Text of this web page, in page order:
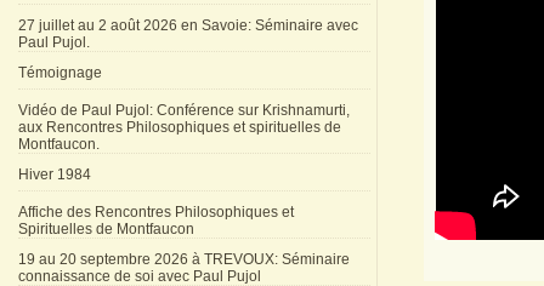
27 juillet au 2 août 2026 en Savoie: Séminaire avec
Paul Pujol.
Témoignage
Vidéo de Paul Pujol: Conférence sur Krishnamurti,
aux Rencontres Philosophiques et spirituelles de
Montfaucon.
Hiver 1984
Affiche des Rencontres Philosophiques et
Spirituelles de Montfaucon
19 au 20 septembre 2026 à TREVOUX: Séminaire
connaissance de soi avec Paul Pujol